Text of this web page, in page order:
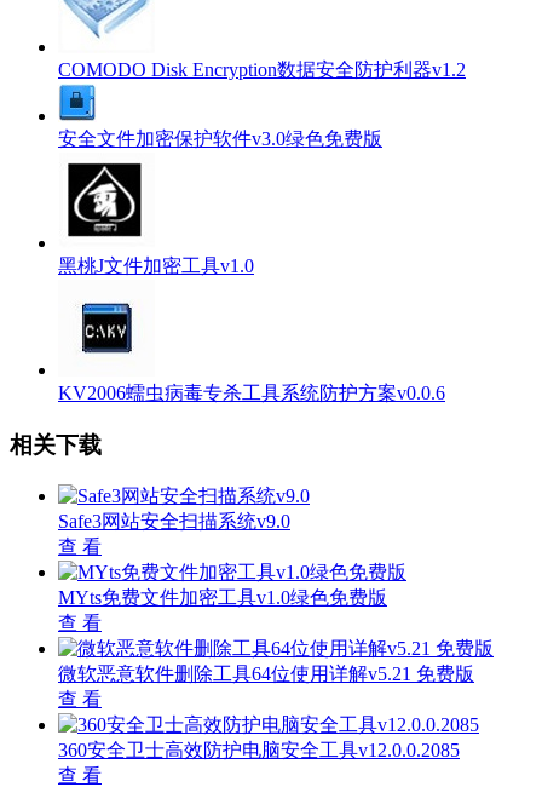
COMODO Disk Encryption数据安全防护利器v1.2
安全文件加密保护软件v3.0绿色免费版
黑桃J文件加密工具v1.0
KV2006蠕虫病毒专杀工具系统防护方案v0.0.6
相关下载
Safe3网站安全扫描系统v9.0
查 看
MYts免费文件加密工具v1.0绿色免费版
查 看
微软恶意软件删除工具64位使用详解v5.21 免费版
查 看
360安全卫士高效防护电脑安全工具v12.0.0.2085
查 看